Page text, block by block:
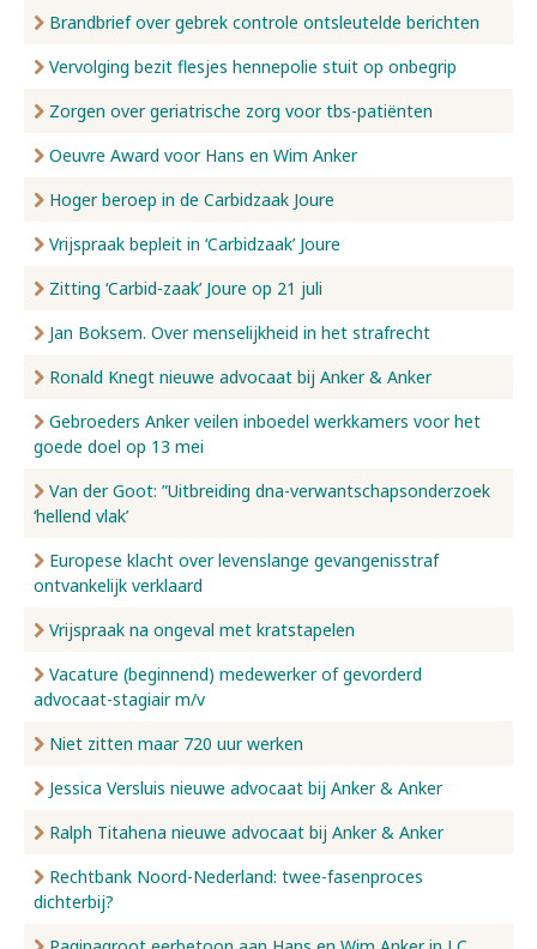
Brandbrief over gebrek controle ontsleutelde berichten
Vervolging bezit flesjes hennepolie stuit op onbegrip
Zorgen over geriatrische zorg voor tbs-patiënten
Oeuvre Award voor Hans en Wim Anker
Hoger beroep in de Carbidzaak Joure
Vrijspraak bepleit in ‘Carbidzaak’ Joure
Zitting ‘Carbid-zaak’ Joure op 21 juli
Jan Boksem. Over menselijkheid in het strafrecht
Ronald Knegt nieuwe advocaat bij Anker & Anker
Gebroeders Anker veilen inboedel werkkamers voor het
goede doel op 13 mei
Van der Goot: ”Uitbreiding dna-verwantschapsonderzoek
‘hellend vlak’
Europese klacht over levenslange gevangenisstraf
ontvankelijk verklaard
Vrijspraak na ongeval met kratstapelen
Vacature (beginnend) medewerker of gevorderd
advocaat-stagiair m/v
Niet zitten maar 720 uur werken
Jessica Versluis nieuwe advocaat bij Anker & Anker
Ralph Titahena nieuwe advocaat bij Anker & Anker
Rechtbank Noord-Nederland: twee-fasenproces
dichterbij?